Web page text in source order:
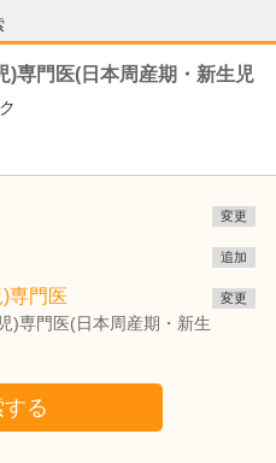
)専門医(日本周産期・新生児
変更
追加
専門医
)専門医(日本周産期・新生
変更
る